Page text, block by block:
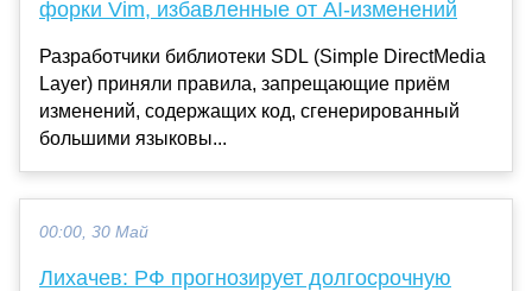
форки Vim, избавленные от AI-изменений
Разработчики библиотеки SDL (Simple DirectMedia
Layer) приняли правила, запрещающие приём
изменений, содержащих код, сгенерированный
большими языковы...
00:00, 30 Май
Лихачев: РФ прогнозирует долгосрочную